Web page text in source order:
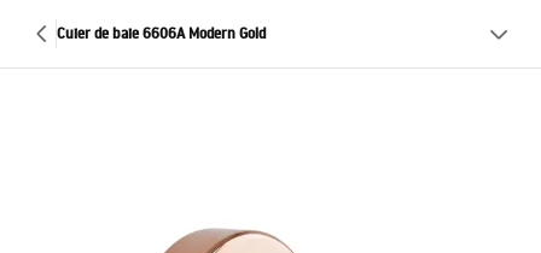
Cuier de baie 6606A Modern Gold